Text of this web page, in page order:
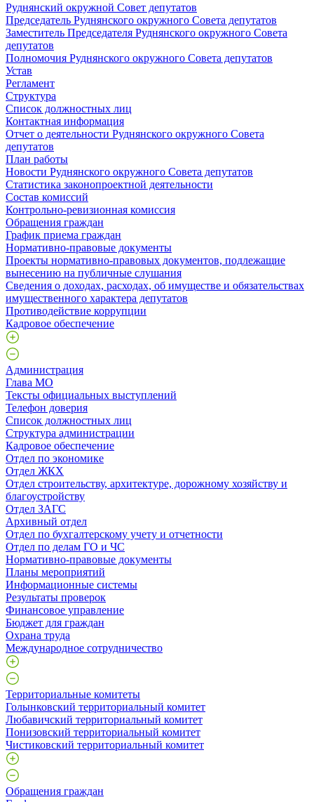
Руднянский окружной Совет депутатов
Председатель Руднянского окружного Совета депутатов
Заместитель Председателя Руднянского окружного Совета
депутатов
Полномочия Руднянского окружного Совета депутатов
Устав
Регламент
Структура
Список должностных лиц
Контактная информация
Отчет о деятельности Руднянского окружного Совета
депутатов
План работы
Новости Руднянского окружного Совета депутатов
Статистика законопроектной деятельности
Состав комиссий
Контрольно-ревизионная комиссия
Обращения граждан
График приема граждан
Нормативно-правовые документы
Проекты нормативно-правовых документов, подлежащие
вынесению на публичные слушания
Сведения о доходах, расходах, об имуществе и обязательствах
имущественного характера депутатов
Противодействие коррупции
Кадровое обеспечение
Администрация
Глава МО
Тексты официальных выступлений
Телефон доверия
Список должностных лиц
Структура администрации
Кадровое обеспечение
Отдел по экономике
Отдел ЖКХ
Отдел строительству, архитектуре, дорожному хозяйству и
благоустройству
Отдел ЗАГС
Архивный отдел
Отдел по бухгалтерскому учету и отчетности
Отдел по делам ГО и ЧС
Нормативно-правовые документы
Планы мероприятий
Информационные системы
Результаты проверок
Финансовое управление
Бюджет для граждан
Охрана труда
Международное сотрудничество
Территориальные комитеты
Голынковский территориальный комитет
Любавичский территориальный комитет
Понизовский территориальный комитет
Чистиковский территориальный комитет
Обращения граждан